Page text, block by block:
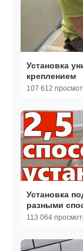
Установка
креплением
107 612
Установка
разными
113 064